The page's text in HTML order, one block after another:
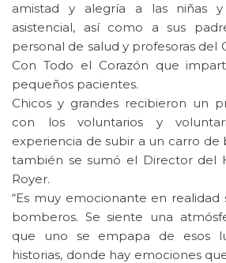
amistad y alegría a las niñas
asistencial, así como a sus
personal de salud y profesoras del
Con Todo el Corazón que
pequeños pacientes.
Chicos y grandes recibieron un
con los voluntarios y
experiencia de subir a un carro de
también se sumó el Director del
Royer.
“Es muy emocionante en
bomberos. Se siente una
que uno se empapa de esos
historias, donde hay emociones